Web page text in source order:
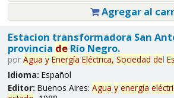
Agregar al
Estacion transformadora San
provincia deRío Negro.
por Agua y Energía Eléctrica, Sociedad del
Idioma: Español
Editor: Buenos Aires: Agua y energía